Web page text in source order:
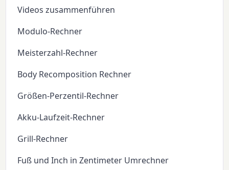
Videos zusammenführen
Modulo-Rechner
Meisterzahl-Rechner
Body Recomposition Rechner
Größen-Perzentil-Rechner
Akku-Laufzeit-Rechner
Grill-Rechner
Fuß und Inch in Zentimeter Umrechner